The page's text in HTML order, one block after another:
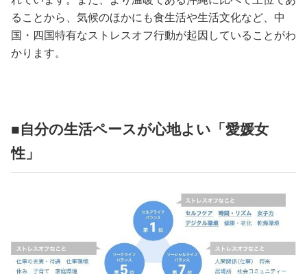
ることから、気候のほかにも食生活や生活文化など、中
国・四国特有なストレスオフ行動が起因していることがわ
かります。
■自分の生活ペースが心地よい「愛媛女
性」